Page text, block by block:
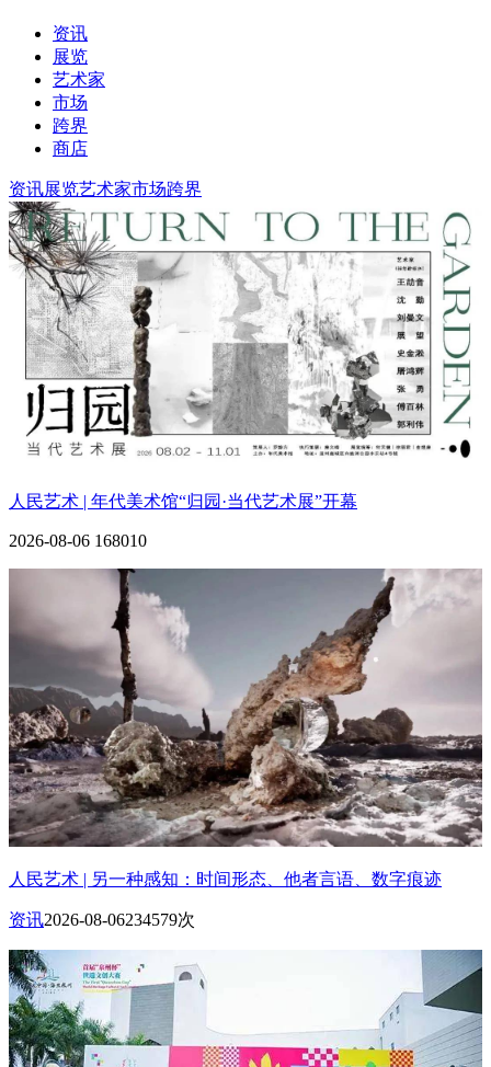
资讯
展览
艺术家
市场
跨界
商店
资讯展览艺术家市场跨界
人民艺术 | 年代美术馆“归园·当代艺术展”开幕
2026-08-06 168010
人民艺术 | 另一种感知：时间形态、他者言语、数字痕迹
资讯2026-08-06234579次